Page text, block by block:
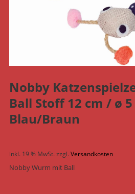
Nobby
Ball Stoff 12 cm / ø
Blau/Braun
inkl. 19 % MwSt. zzgl. Versandkosten
Nobby Wurm mit Ball